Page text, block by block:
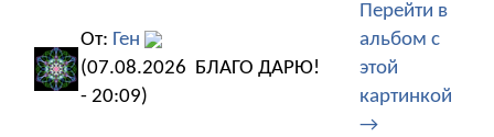
От: Ген
(07.08.2026
- 20:09)
БЛАГО ДАРЮ!
Перейти в
альбом с
этой
картинкой
→